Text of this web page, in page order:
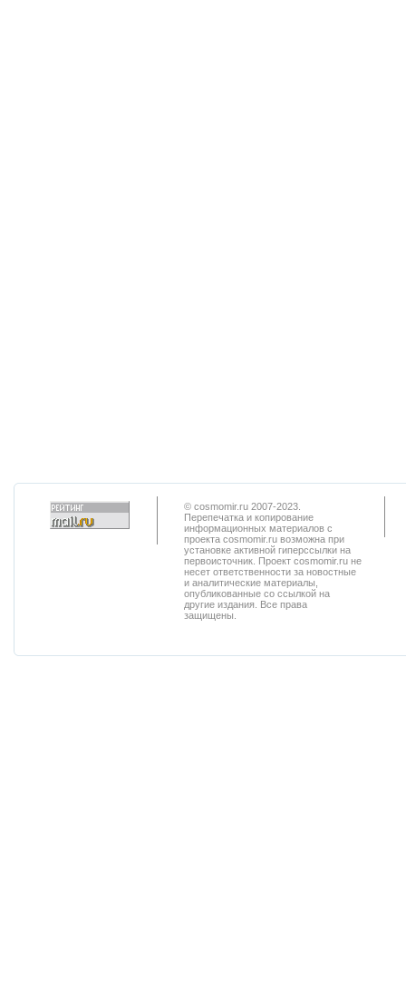
© cosmomir.ru 2007-2023.
Перепечатка и копирование
информационных материалов с
проекта cosmomir.ru возможна при
установке активной гиперссылки на
первоисточник. Проект cosmomir.ru не
несет ответственности за новостные
и аналитические материалы,
опубликованные со ссылкой на
другие издания. Все права
защищены.